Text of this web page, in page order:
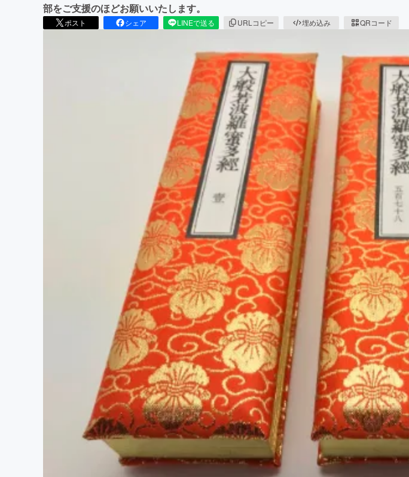
部をご支援のほどお願いいたします。
ポスト シェア LINEで送る URLコピー 埋め込み QRコード